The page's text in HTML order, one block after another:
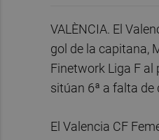
VALÈNCIA. El
gol de la capitana,
Finetwork Liga F al
sitúan 6ª a falta de
El Valencia CF